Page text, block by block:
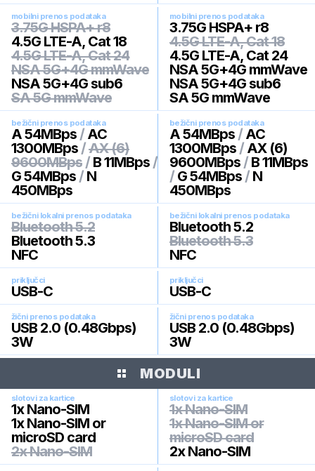
mobilni prenos podataka
3.75G HSPA+ r8
4.5G LTE-A, Cat 18
4.5G LTE-A, Cat 24
NSA 5G+4G mmWave
NSA 5G+4G sub6
SA 5G mmWave
mobilni prenos podataka
3.75G HSPA+ r8
4.5G LTE-A, Cat 18
4.5G LTE-A, Cat 24
NSA 5G+4G mmWave
NSA 5G+4G sub6
SA 5G mmWave
bežični prenos podataka
A 54MBps / AC
1300MBps /AX (6)
9600MBps / B 11MBps /
G 54MBps / N
450MBps
bežični prenos podataka
A 54MBps / AC
1300MBps / AX (6)
9600MBps / B 11MBps
/ G 54MBps / N
450MBps
bežični lokalni prenos podataka
Bluetooth 5.2
Bluetooth 5.3
NFC
bežični lokalni prenos podataka
Bluetooth 5.2
Bluetooth 5.3
NFC
priključci
USB-C
priključci
USB-C
žični prenos podataka
USB 2.0 (0.48Gbps)
3W
žični prenos podataka
USB 2.0 (0.48Gbps)
3W
MODULI
slotovi za kartice
1x Nano-SIM
1x Nano-SIM or
microSD card
2x Nano-SIM
slotovi za kartice
1x Nano-SIM
1x Nano-SIM or
microSD card
2x Nano-SIM